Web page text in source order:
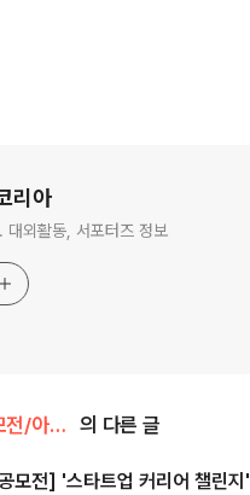
리아
대외활동, 서포터즈 정보
대회 • 공모전/아이디어 • 제안 의 다른 글
모전] '스타트업 커리어 챌린지'